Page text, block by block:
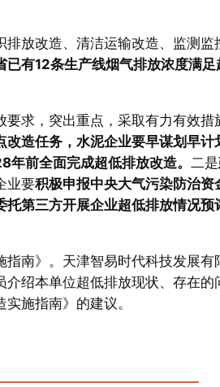
放改造、清洁运输改造、监测监
已有12条生产线烟气排放浓度满足
求，突出重点，采取有力有效措
造任务，水泥企业要早谋划早计
前全面完成超低排放改造。 二是
业要积极申报中央大气污染防治资
托第三方开展企业超低排放情况预
南》。天津智易时代科技发展有
绍本单位超低排放现状、存在的
施指南》的建议。